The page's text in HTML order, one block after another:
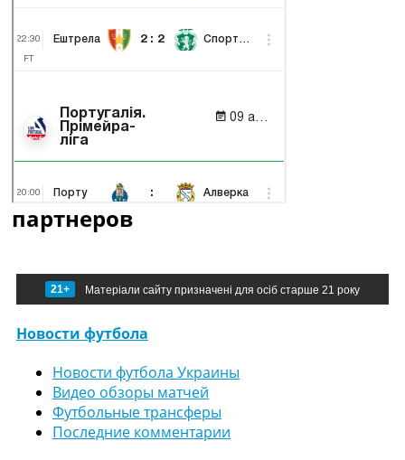
партнеров
21+ Матеріали сайту призначені для осіб старше 21 року
Новости футбола
Новости футбола Украины
Видео обзоры матчей
Футбольные трансферы
Последние комментарии